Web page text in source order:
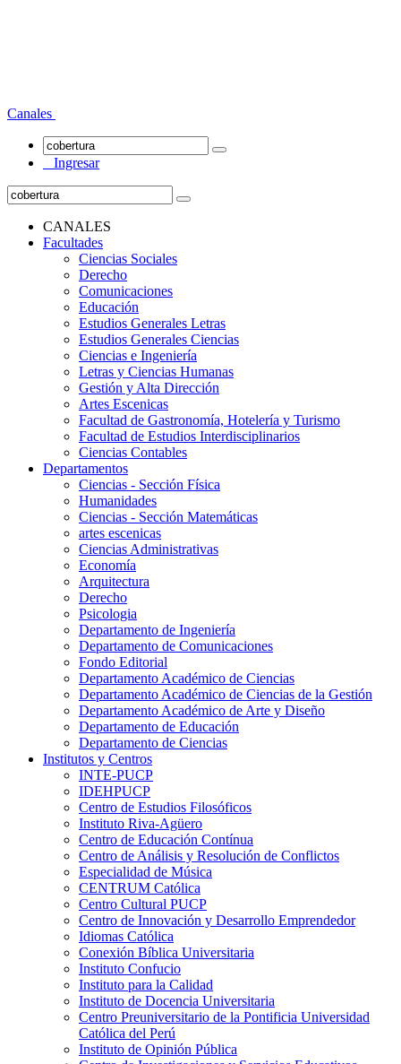
Canales
Ingresar
CANALES
Facultades
Ciencias Sociales
Derecho
Comunicaciones
Educación
Estudios Generales Letras
Estudios Generales Ciencias
Ciencias e Ingeniería
Letras y Ciencias Humanas
Gestión y Alta Dirección
Artes Escenicas
Facultad de Gastronomía, Hotelería y Turismo
Facultad de Estudios Interdisciplinarios
Ciencias Contables
Departamentos
Ciencias - Sección Física
Humanidades
Ciencias - Sección Matemáticas
artes escenicas
Ciencias Administrativas
Economía
Arquitectura
Derecho
Psicologia
Departamento de Ingeniería
Departamento de Comunicaciones
Fondo Editorial
Departamento Académico de Ciencias
Departamento Académico de Ciencias de la Gestión
Departamento Académico de Arte y Diseño
Departamento de Educación
Departamento de Ciencias
Institutos y Centros
INTE-PUCP
IDEHPUCP
Centro de Estudios Filosóficos
Instituto Riva-Agüero
Centro de Educación Contínua
Centro de Análisis y Resolución de Conflictos
Especialidad de Música
CENTRUM Católica
Centro Cultural PUCP
Centro de Innovación y Desarrollo Emprendedor
Idiomas Católica
Conexión Bíblica Universitaria
Instituto Confucio
Instituto para la Calidad
Instituto de Docencia Universitaria
Centro Preuniversitario de la Pontificia Universidad
Católica del Perú
Instituto de Opinión Pública